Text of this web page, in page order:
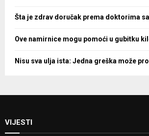
Šta je zdrav doručak prema doktorima
Ove namirnice mogu pomoći u gubitku
Nisu sva ulja ista: Jedna greška može
VIJESTI